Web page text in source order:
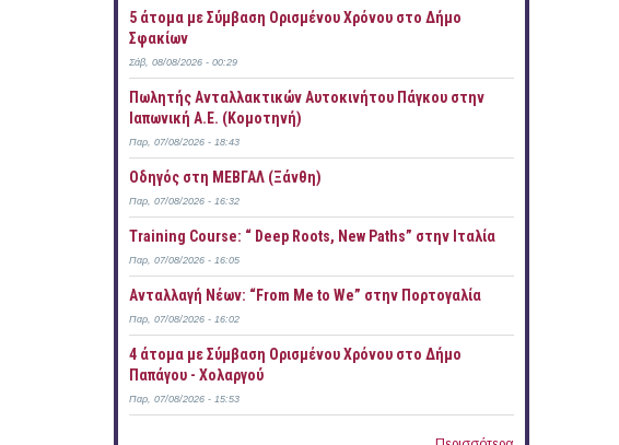
5 άτομα με Σύμβαση Ορισμένου Χρόνου στο Δήμο
Σφακίων
Σάβ, 08/08/2026 - 00:29
Πωλητής Ανταλλακτικών Αυτοκινήτου Πάγκου στην
Ιαπωνική Α.Ε. (Κομοτηνή)
Παρ, 07/08/2026 - 18:43
Οδηγός στη ΜΕΒΓΑΛ (Ξάνθη)
Παρ, 07/08/2026 - 16:32
Training Course: “ Deep Roots, New Paths” στην Ιταλία
Παρ, 07/08/2026 - 16:05
Ανταλλαγή Νέων: “From Me to We” στην Πορτογαλία
Παρ, 07/08/2026 - 16:02
4 άτομα με Σύμβαση Ορισμένου Χρόνου στο Δήμο
Παπάγου - Χολαργού
Παρ, 07/08/2026 - 15:53